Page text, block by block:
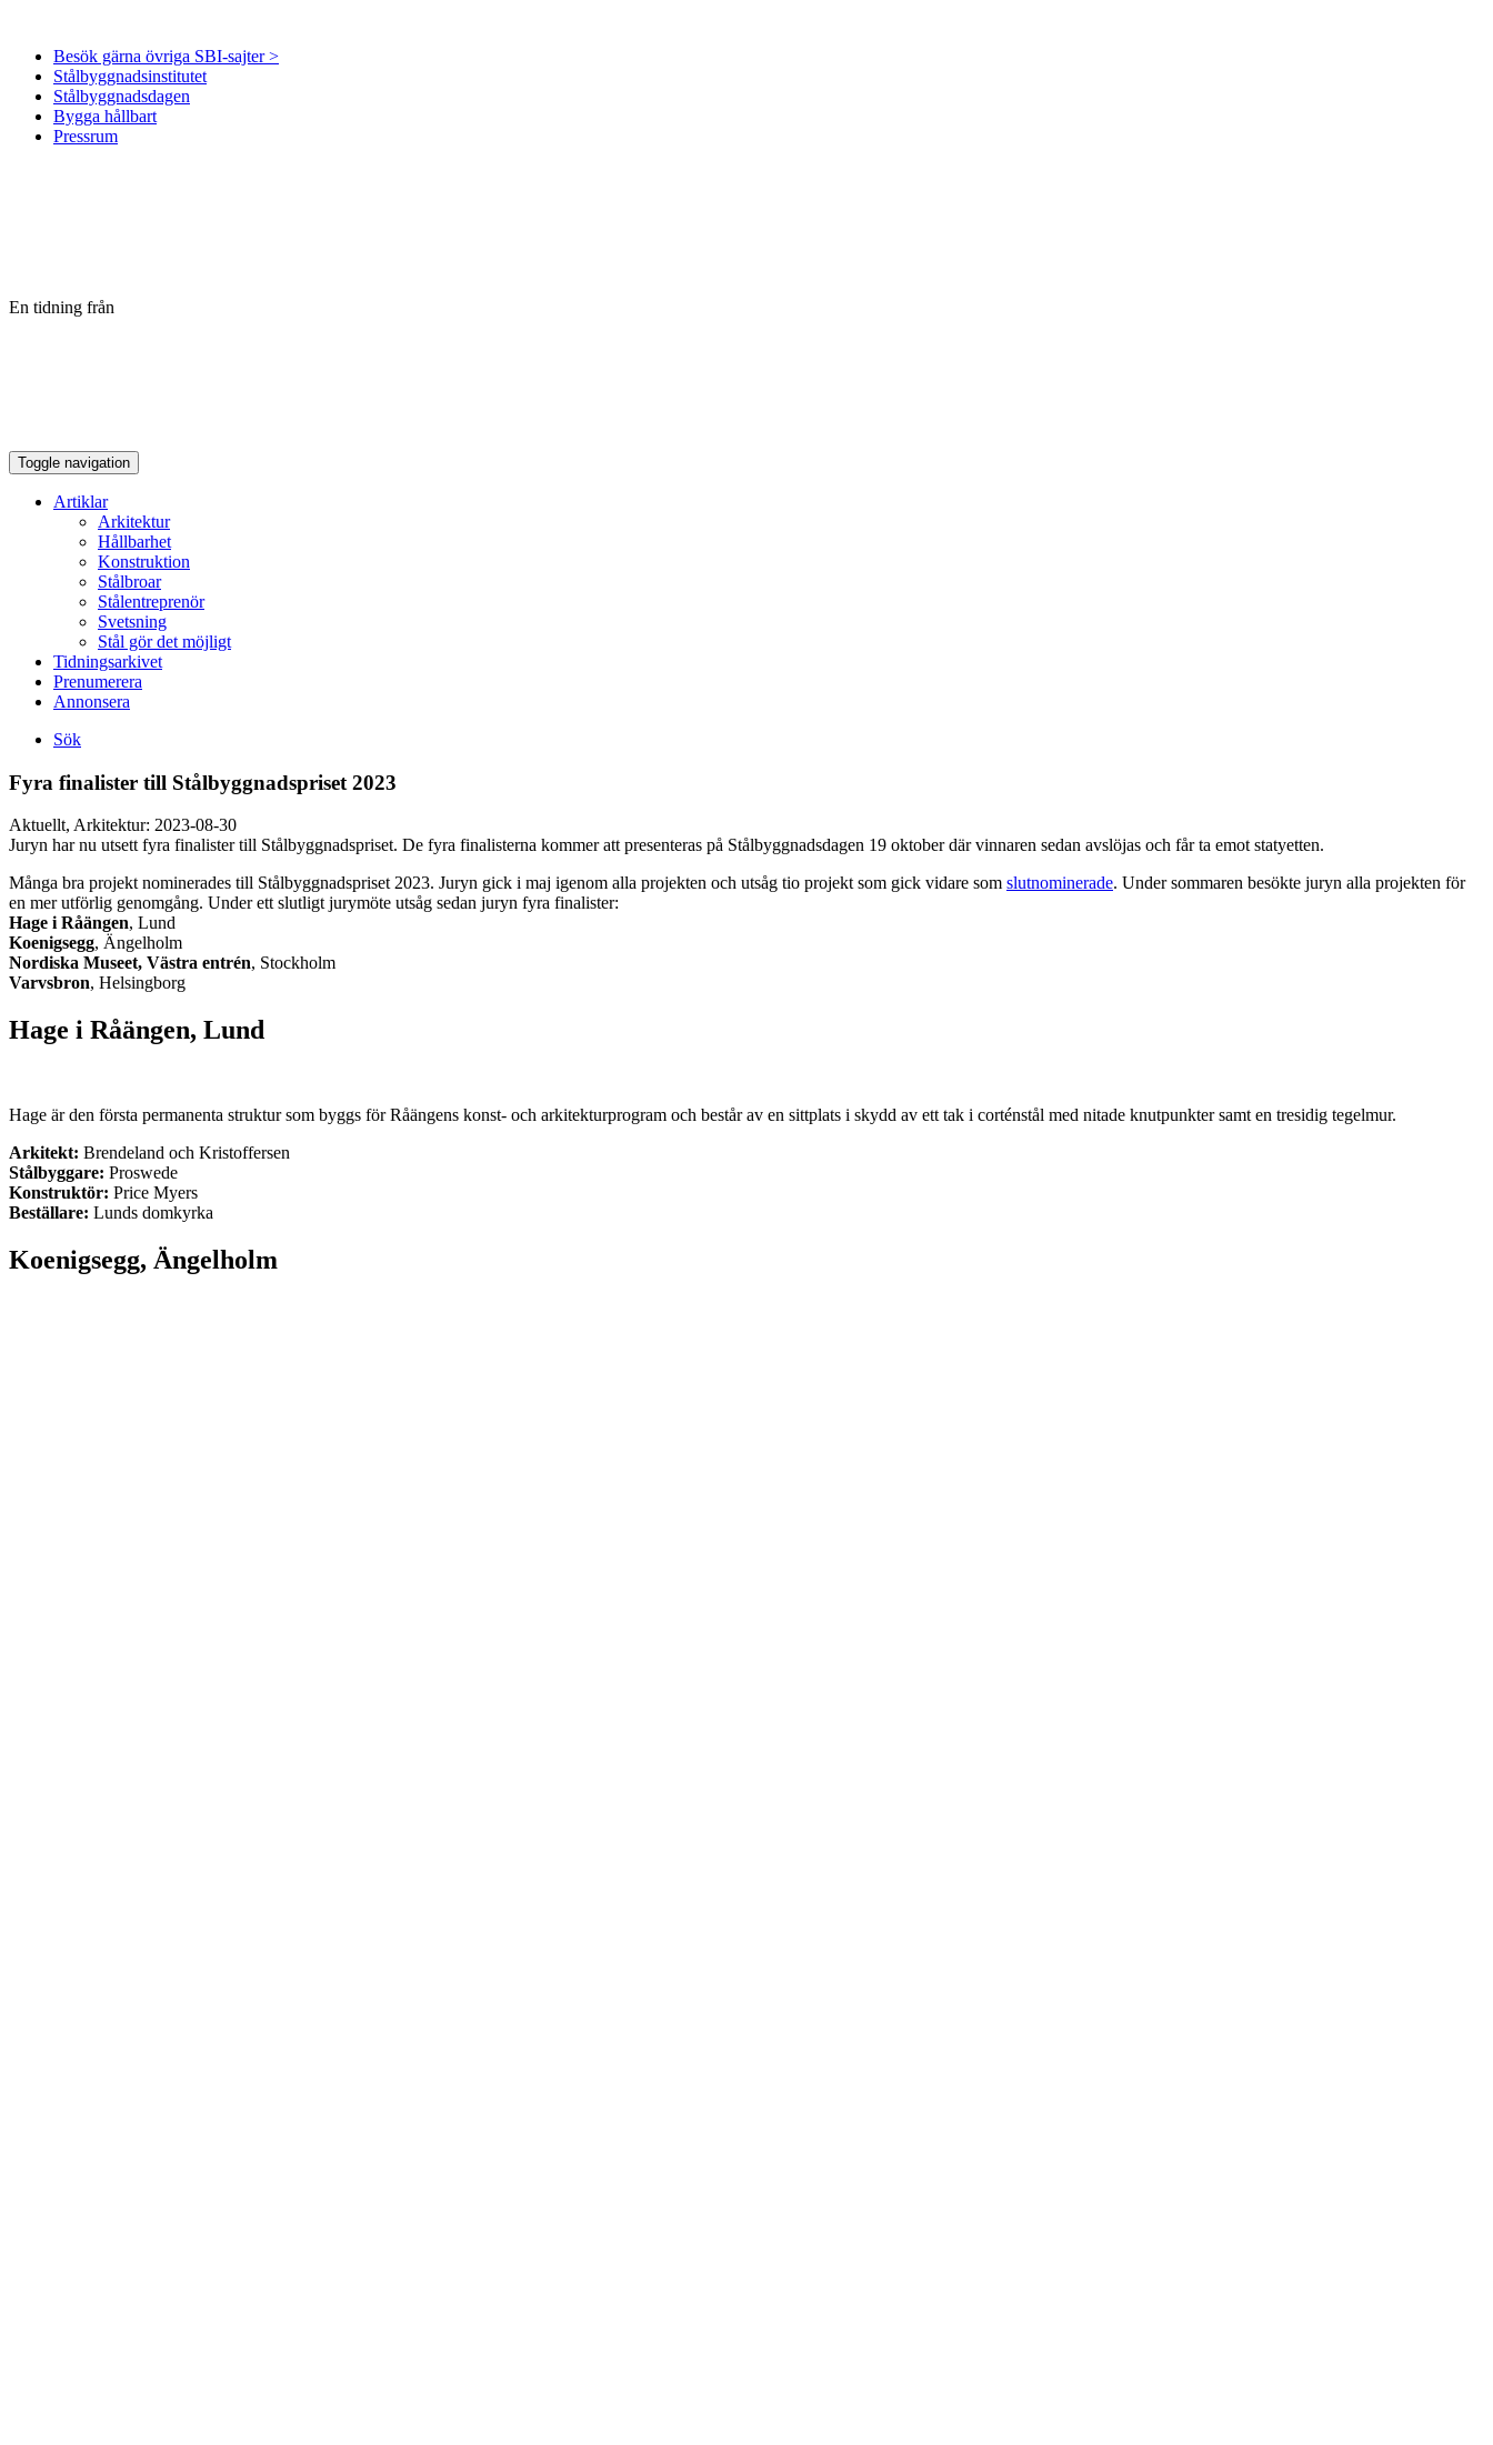
Besök gärna övriga SBI-sajter >
Stålbyggnadsinstitutet
Stålbyggnadsdagen
Bygga hållbart
Pressrum
En tidning från
Toggle navigation
Artiklar
Arkitektur
Hållbarhet
Konstruktion
Stålbroar
Stålentreprenör
Svetsning
Stål gör det möjligt
Tidningsarkivet
Prenumerera
Annonsera
Sök
Fyra finalister till Stålbyggnadspriset 2023
Aktuellt, Arkitektur: 2023-08-30
Juryn har nu utsett fyra finalister till Stålbyggnadspriset. De fyra finalisterna kommer att presenteras på Stålbyggnadsdagen 19 oktober där vinnaren sedan avslöjas och får ta emot statyetten.
Många bra projekt nominerades till Stålbyggnadspriset 2023. Juryn gick i maj igenom alla projekten och utsåg tio projekt som gick vidare som slutnominerade. Under sommaren besökte juryn alla projekten för
en mer utförlig genomgång. Under ett slutligt jurymöte utsåg sedan juryn fyra finalister:
Hage i Råängen, Lund
Koenigsegg, Ängelholm
Nordiska Museet, Västra entrén, Stockholm
Varvsbron, Helsingborg
Hage i Råängen, Lund
Hage är den första permanenta struktur som byggs för Råängens konst- och arkitekturprogram och består av en sittplats i skydd av ett tak i corténstål med nitade knutpunkter samt en tresidig tegelmur.
Arkitekt: Brendeland och Kristoffersen
Stålbyggare: Proswede
Konstruktör: Price Myers
Beställare: Lunds domkyrka
Koenigsegg, Ängelholm